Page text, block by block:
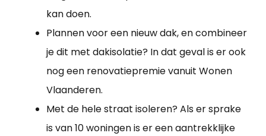
kan doen.
Plannen voor een nieuw dak, en combineer
je dit met dakisolatie? In dat geval is er ook
nog een renovatiepremie vanuit Wonen
Vlaanderen.
Met de hele straat isoleren? Als er sprake
is van 10 woningen is er een aantrekklijke